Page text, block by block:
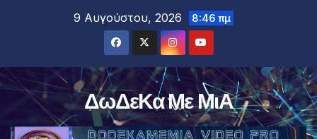
9 Αυγούστου, 2026 8:46 πμ
ΔωΔεΚα Με ΜιΑ